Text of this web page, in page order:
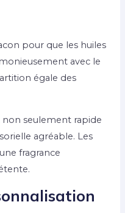
pour que les huiles
avec le
égale des
non seulement rapide
agréable. Les
fragrance